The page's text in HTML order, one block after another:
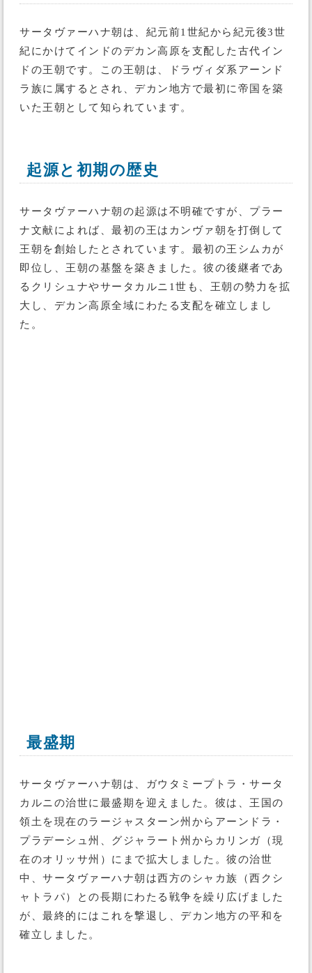
サータヴァーハナ朝は、紀元前1世紀から紀元後3世
紀にかけてインドのデカン高原を支配した古代イン
ドの王朝です。この王朝は、ドラヴィダ系アーンド
ラ族に属するとされ、デカン地方で最初に帝国を築
いた王朝として知られています。
起源と初期の歴史
サータヴァーハナ朝の起源は不明確ですが、プラー
ナ文献によれば、最初の王はカンヴァ朝を打倒して
王朝を創始したとされています。最初の王シムカが
即位し、王朝の基盤を築きました。彼の後継者であ
るクリシュナやサータカルニ1世も、王朝の勢力を拡
大し、デカン高原全域にわたる支配を確立しまし
た。
最盛期
サータヴァーハナ朝は、ガウタミープトラ・サータ
カルニの治世に最盛期を迎えました。彼は、王国の
領土を現在のラージャスターン州からアーンドラ・
プラデーシュ州、グジャラート州からカリンガ（現
在のオリッサ州）にまで拡大しました。彼の治世
中、サータヴァーハナ朝は西方のシャカ族（西クシ
ャトラパ）との長期にわたる戦争を繰り広げました
が、最終的にはこれを撃退し、デカン地方の平和を
確立しました。